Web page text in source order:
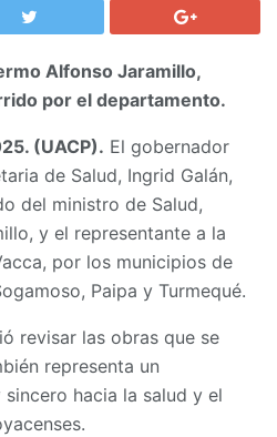
Alfonso Jaramillo,
por el departamento.
(UACP). El gobernador
de Salud, Ingrid Galán,
del ministro de Salud,
y el representante a la
por los municipios de
Paipa y Turmequé.
revisar las obras que se
representa un
hacia la salud y el